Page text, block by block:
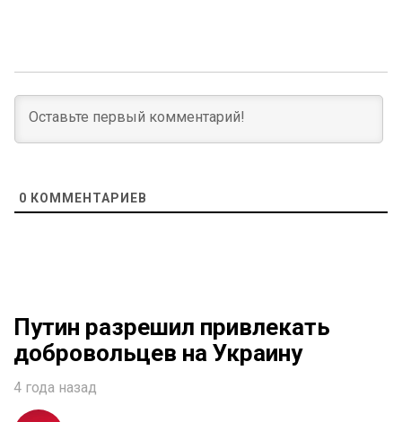
0 КОММЕНТАРИЕВ
Путин разрешил привлекать
добровольцев на Украину
4 года назад